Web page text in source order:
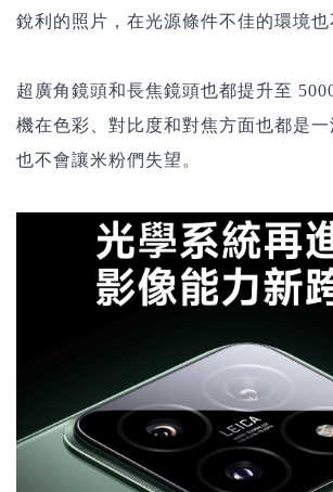
銳利的照片，在光源條件不佳的環境也
超廣角鏡頭和長焦鏡頭也都提升至
機在色彩、對比度和對焦方面也都是
也不會讓米粉們失望。